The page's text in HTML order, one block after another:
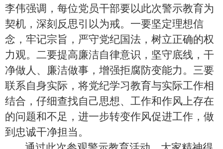
李伟强调，每位党员干部要以此次警示教育为
契机，深刻反思引以为戒。一要坚定理想信
念，牢记宗旨，严守党纪国法，树立正确的权
力观。二要提高廉洁自律意识，坚守底线，干
净做人、廉洁做事，增强拒腐防变能力。三要
联系自身实际，将党纪学习教育与实际工作相
结合，仔细查找自己思想、工作和作风上存在
的问题和不足，进一步转变作风促进工作，做
到忠诚干净担当。